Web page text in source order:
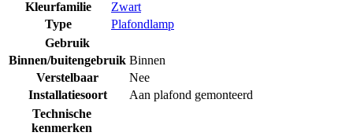
Kleurfamilie
Zwart
Type
Plafondlamp
Gebruik
Binnen/buitengebruik Binnen
Verstelbaar
Nee
Installatiesoort
Aan plafond gemonteerd
Technische
kenmerken